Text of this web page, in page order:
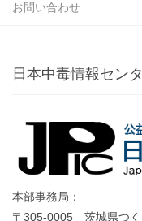
お問い合わせ
日本中毒情報セン
本部事務局：
〒305-0005 茨城県つく